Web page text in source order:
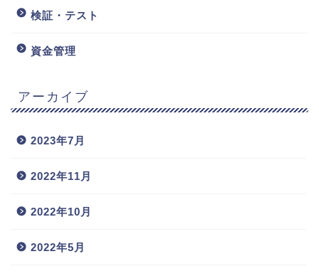
検証・テスト
資金管理
アーカイブ
2023年7月
2022年11月
2022年10月
2022年5月